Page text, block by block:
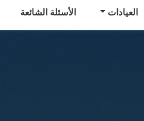
العيادات الأسئلة الشائعة